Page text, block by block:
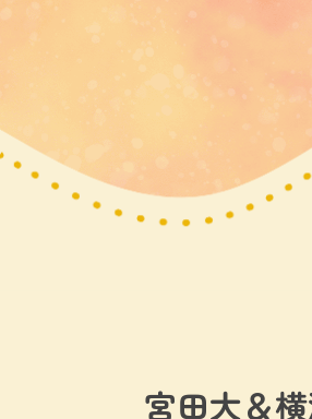
宮田大＆